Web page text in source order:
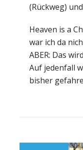
(Rückweg)
Heaven is a
war ich da
ABER: Das
Auf jedenfall
bisher